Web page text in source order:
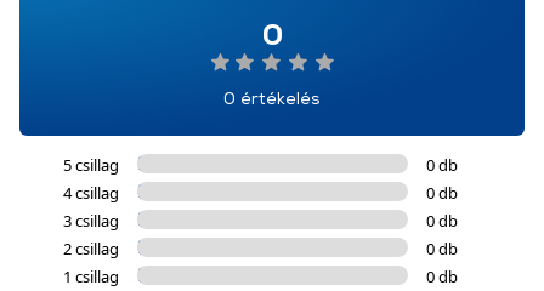
0
0 értékelés
5 csillag
0 db
4 csillag
0 db
3 csillag
0 db
2 csillag
0 db
1 csillag
0 db